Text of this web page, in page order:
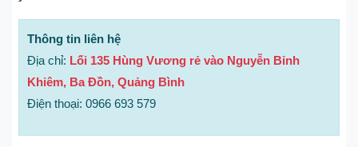
Thông tin liên hệ
Địa chỉ: Lối 135 Hùng Vương rẻ vào Nguyễn Bỉnh
Khiêm, Ba Đồn, Quảng Bình
Điện thoại: 0966 693 579